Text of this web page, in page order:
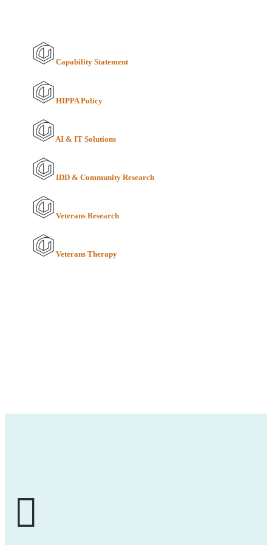
Capability Statement
HIPPA Policy
AI & IT Solutions
IDD & Community Research
Veterans Research
Veterans Therapy